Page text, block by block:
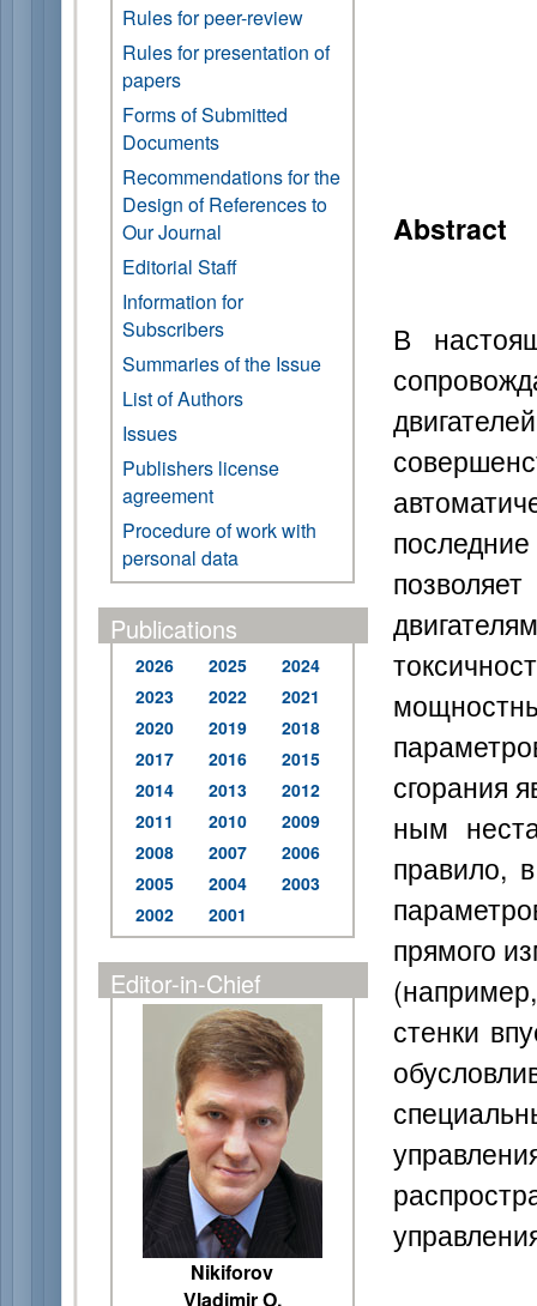
Rules for peer-review
Rules for presentation of
papers
Forms of Submitted
Documents
Recommendations for the
Design of References to
Our Journal
Editorial Staff
Information for
Subscribers
Summaries of the Issue
List of Authors
Issues
Publishers license
agreement
Procedure of work with
personal data
Publications
2026 2025
2024
2023
2022
2021
2020
2019
2018
2017
2016
2015
2014
2013
2012
2011
2010
2009
2008
2007
2006
2005
2004
2003
2002
2001
Editor-in-Chief
Nikiforov
Vladimir O.
Abstract
В
сгорания
ным
правило,
прямого
стенки